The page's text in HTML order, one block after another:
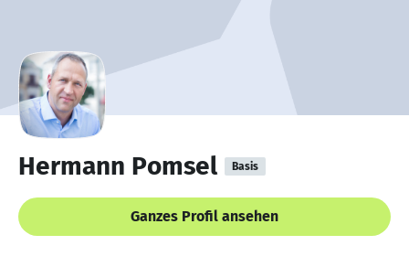
Hermann Pomsel Basis
Ganzes Profil ansehen